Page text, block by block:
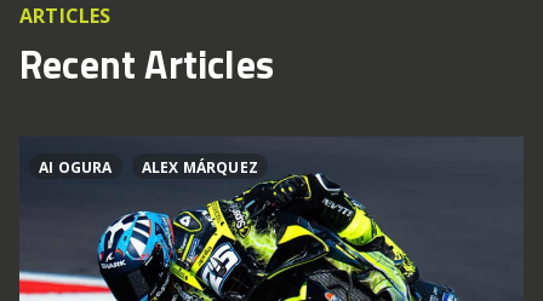
ARTICLES
Recent Articles
AI OGURA ALEX MÁRQUEZ